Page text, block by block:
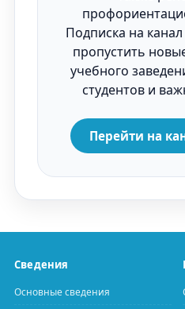
Подписка на
пропустить
учебного
студентов и
Перейти на
Сведения
Основные сведения